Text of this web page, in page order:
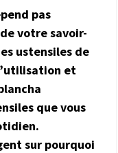
pas
votre savoir-
ustensiles de
et
que vous
sur pourquoi